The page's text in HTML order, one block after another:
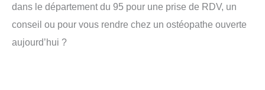
dans le département du 95 pour une prise de RDV, un
conseil ou pour vous rendre chez un ostéopathe ouverte
aujourd’hui ?